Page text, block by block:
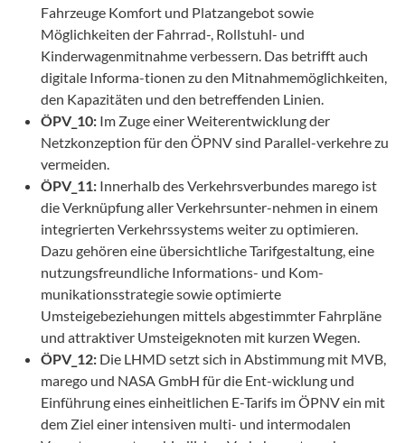
Fahrzeuge Komfort und Platzangebot sowie
Möglichkeiten der Fahrrad-, Rollstuhl- und
Kinderwagenmitnahme verbessern. Das betrifft auch
digitale Informa-tionen zu den Mitnahmemöglichkeiten,
den Kapazitäten und den betreffenden Linien.
ÖPV_10: Im Zuge einer Weiterentwicklung der
Netzkonzeption für den ÖPNV sind Parallel-verkehre zu
vermeiden.
ÖPV_11: Innerhalb des Verkehrsverbundes marego ist
die Verknüpfung aller Verkehrsunter-nehmen in einem
integrierten Verkehrssystems weiter zu optimieren.
Dazu gehören eine übersichtliche Tarifgestaltung, eine
nutzungsfreundliche Informations- und Kom-
munikationsstrategie sowie optimierte
Umsteigebeziehungen mittels abgestimmter Fahrpläne
und attraktiver Umsteigeknoten mit kurzen Wegen.
ÖPV_12: Die LHMD setzt sich in Abstimmung mit MVB,
marego und NASA GmbH für die Ent-wicklung und
Einführung eines einheitlichen E-Tarifs im ÖPNV ein mit
dem Ziel einer intensiven multi- und intermodalen